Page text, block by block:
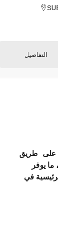
التفاصيل
طريق
يوفر
في